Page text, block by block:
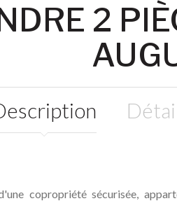
2
copropriété sécurisée,